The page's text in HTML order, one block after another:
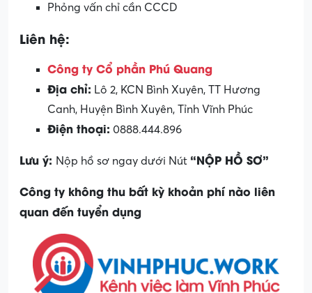
Phỏng vấn chỉ cần CCCD
Liên hệ:
Công ty Cổ phần Phú Quang
Địa chỉ: Lô 2, KCN Bình Xuyên, TT Hương
Canh, Huyện Bình Xuyên, Tỉnh Vĩnh Phúc
Điện thoại: 0888.444.896
Lưu ý: Nộp hồ sơ ngay dưới Nút “NỘP HỒ SƠ”
Công ty không thu bất kỳ khoản phí nào liên
quan đến tuyển dụng